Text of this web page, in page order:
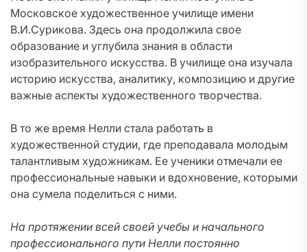
Московское художественное училище имени
В.И.Сурикова. Здесь она продолжила свое
образование и углубила знания в области
изобразительного искусства. В училище она изучала
историю искусства, аналитику, композицию и другие
важные аспекты художественного творчества.
В то же время Нелли стала работать в
художественной студии, где преподавала молодым
талантливым художникам. Ее ученики отмечали ее
профессиональные навыки и вдохновение, которыми
она сумела поделиться с ними.
На протяжении всей своей учебы и начального
профессионального пути Нелли постоянно